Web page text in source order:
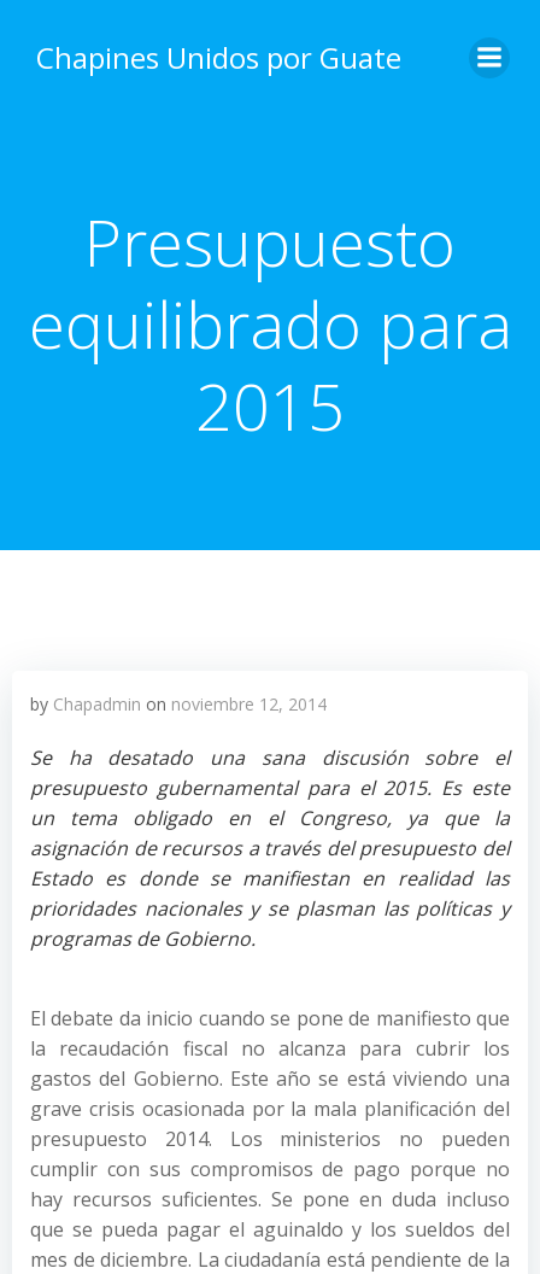
content
Chapines Unidos por Guate
Presupuesto
equilibrado para
2015
by Chapadmin on noviembre 12, 2014
Se ha desatado una sana discusión sobre el
presupuesto gubernamental para el 2015. Es este
un tema obligado en el Congreso, ya que la
asignación de recursos a través del presupuesto del
Estado es donde se manifiestan en realidad las
prioridades nacionales y se plasman las políticas y
programas de Gobierno.
El debate da inicio cuando se pone de manifiesto que
la recaudación fiscal no alcanza para cubrir los
gastos del Gobierno. Este año se está viviendo una
grave crisis ocasionada por la mala planificación del
presupuesto 2014. Los ministerios no pueden
cumplir con sus compromisos de pago porque no
hay recursos suficientes. Se pone en duda incluso
que se pueda pagar el aguinaldo y los sueldos del
mes de diciembre. La ciudadanía está pendiente de la